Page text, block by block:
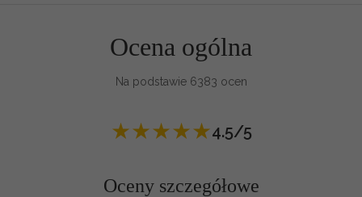
Ocena ogólna
Na podstawie 6383 ocen
★★★★★4.5/5
Oceny szczegółowe